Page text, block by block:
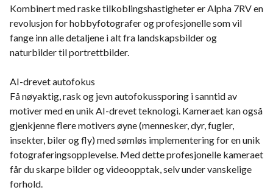
Kombinert med raske tilkoblingshastigheter er Alpha 7RV en
revolusjon for hobbyfotografer og profesjonelle som vil
fange inn alle detaljene i alt fra landskapsbilder og
naturbilder til portrettbilder.
AI-drevet autofokus
Få nøyaktig, rask og jevn autofokussporing i sanntid av
motiver med en unik AI-drevet teknologi. Kameraet kan også
gjenkjenne flere motivers øyne (mennesker, dyr, fugler,
insekter, biler og fly) med sømløs implementering for en unik
fotograferingsopplevelse. Med dette profesjonelle kameraet
får du skarpe bilder og videoopptak, selv under vanskelige
forhold.